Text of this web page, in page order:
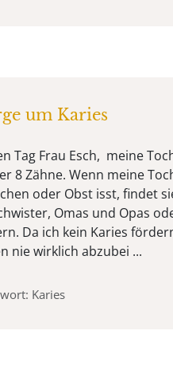
um Karies
Tag Frau Esch, meine
8 Zähne. Wenn meine
oder Obst isst, findet
Omas und Opas
Da ich kein Karies
nie wirklich abzubei ...
Karies